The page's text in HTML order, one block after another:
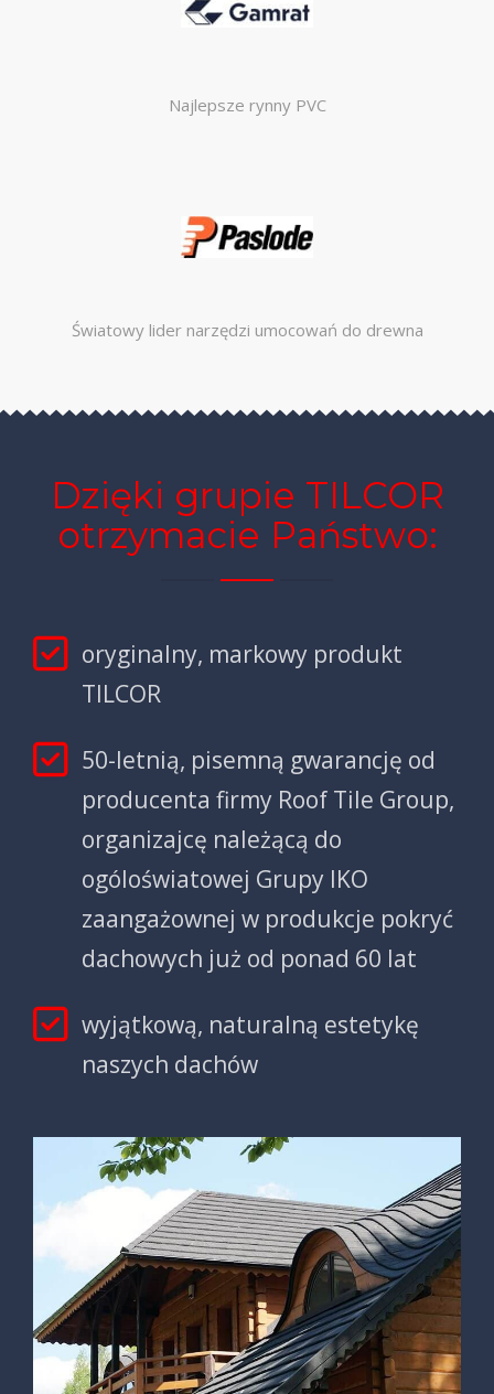
Najlepsze rynny PVC
Światowy lider narzędzi umocowań do drewna
Dzięki grupie TILCOR
otrzymacie Państwo:
oryginalny, markowy produkt
TILCOR
50-letnią, pisemną gwarancję od
producenta firmy Roof Tile Group,
organizajcę należącą do
ogóloświatowej Grupy IKO
zaangażownej w produkcje pokryć
dachowych już od ponad 60 lat
wyjątkową, naturalną estetykę
naszych dachów